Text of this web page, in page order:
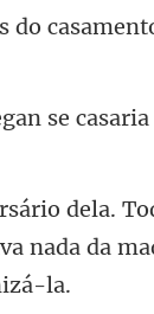
nada da